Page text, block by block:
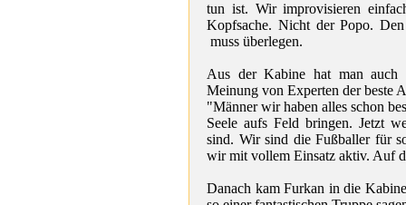
tun ist. Wir improvisieren
Kopfsache. Nicht der Popo.
muss überlegen.
Aus der Kabine hat man auch
Meinung von Experten der beste
"Männer wir haben alles schon
Seele aufs Feld bringen. Jetzt
sind. Wir sind die Fußballer für
wir mit vollem Einsatz aktiv. Auf
Danach kam Furkan in die